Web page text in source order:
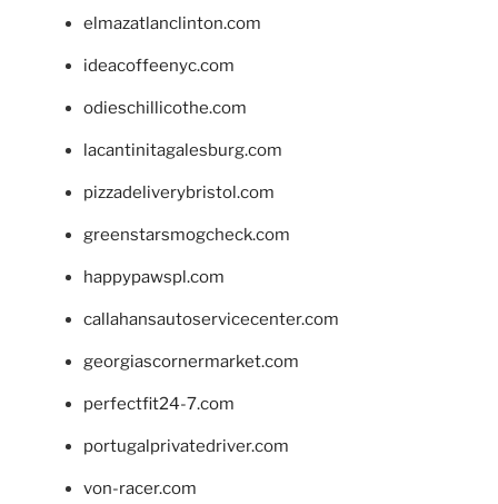
elmazatlanclinton.com
ideacoffeenyc.com
odieschillicothe.com
lacantinitagalesburg.com
pizzadeliverybristol.com
greenstarsmogcheck.com
happypawspl.com
callahansautoservicecenter.com
georgiascornermarket.com
perfectfit24-7.com
portugalprivatedriver.com
von-racer.com